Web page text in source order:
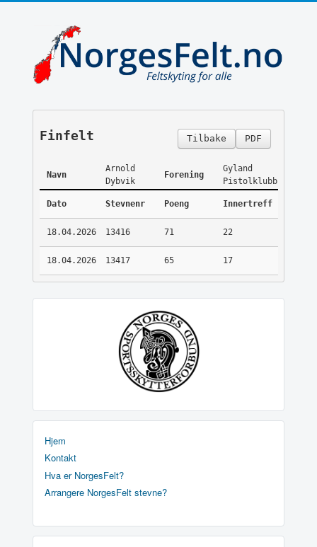
PDF
Tilbake
Finfelt
Navn
Arnold
Dybvik
Forening
Gyland
Pistolklubb
Dato Stevnenr Poeng Innertreff
18.04.2026 13416 71 22
18.04.2026 13417 65 17
Hjem
Kontakt
Hva er NorgesFelt?
Arrangere NorgesFelt stevne?